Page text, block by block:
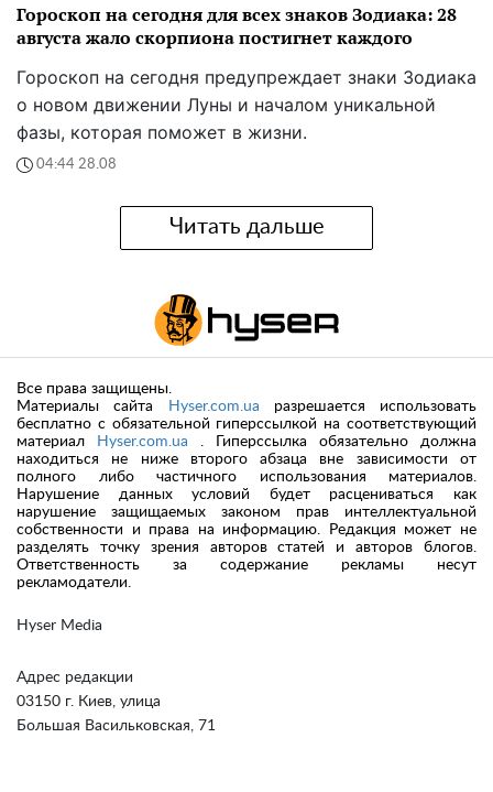
Гороскоп на сегодня для всех знаков Зодиака: 28
августа жало скорпиона постигнет каждого
Гороскоп на сегодня предупреждает знаки Зодиака
о новом движении Луны и началом уникальной
фазы, которая поможет в жизни.
04:44 28.08
Читать дальше
Hyser Media
Адрес редакции
03150 г. Киев, улица
Большая Васильковская, 71
Все права защищены.
Материалы сайта
Hyser.com.ua разрешается использовать
бесплатно с обязательной гиперссылкой на соответствующий
материал
Hyser.com.ua . Гиперссылка обязательно должна
находиться не ниже второго абзаца вне зависимости от
полного либо частичного использования материалов.
Нарушение данных условий будет расцениваться как
нарушение защищаемых законом прав интеллектуальной
собственности и права на информацию. Редакция может не
разделять точку зрения авторов статей и авторов блогов.
Ответственность за содержание рекламы несут
рекламодатели.